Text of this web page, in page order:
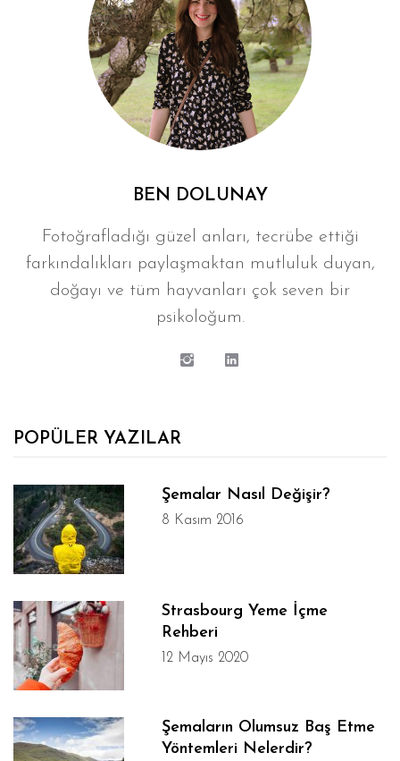
BEN DOLUNAY
Fotoğrafladığı güzel anları, tecrübe ettiği
farkındalıkları paylaşmaktan mutluluk duyan,
doğayı ve tüm hayvanları çok seven bir
psikoloğum.
POPÜLER YAZILAR
Şemalar Nasıl Değişir?
8 Kasım 2016
Strasbourg Yeme İçme
Rehberi
12 Mayıs 2020
Şemaların Olumsuz Baş Etme
Yöntemleri Nelerdir?